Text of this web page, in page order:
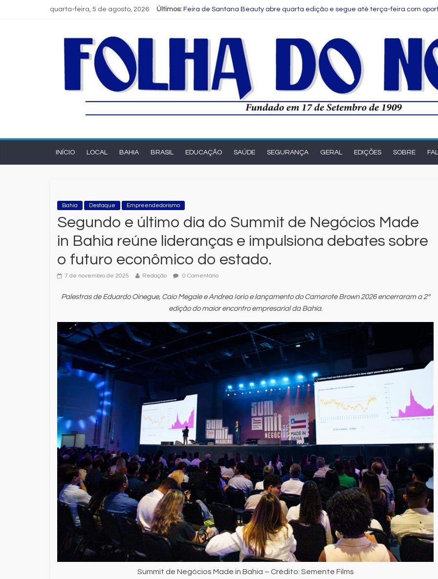
quarta-feira, 5 de agosto, 2026 Últimos: Feira de Santana Beauty abre quarta edição e segue até terça-feira com
SKY retoma voo direto entre Salvador e Santiago do Chile a partir de dezembro
CUCA e FLIFS Itinerante promovem Mostra Olney São Paulo – 90 Anos em agosto
INÍCIO LOCAL BAHIA BRASIL EDUCAÇÃO SAÚDE SEGURANÇA GERAL EDIÇÕES SOBRE
Bahia Destaque Empreendedorismo
Segundo e último dia do Summit de Negócios Made
in Bahia reúne lideranças e impulsiona debates sobre
o futuro econômico do estado.
7 de novembro de 2025 Redação 0 Comentário
Palestras de Eduardo Oinegue, Caio Megale e Andrea Iorio e lançamento do Camarote Brown 2026 encerraram a 2ª
edição do maior encontro empresarial da Bahia.
Summit de Negócios Made in Bahia – Crédito: Semente Films